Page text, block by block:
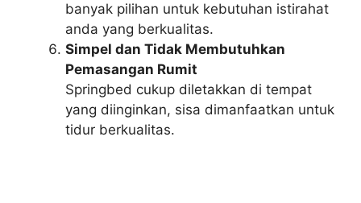
banyak pilihan untuk kebutuhan istirahat
anda yang berkualitas.
Simpel dan Tidak Membutuhkan
Pemasangan Rumit
Springbed cukup diletakkan di tempat
yang diinginkan, sisa dimanfaatkan untuk
tidur berkualitas.